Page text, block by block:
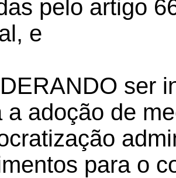
pelo artigo
e
ser
a adoção de
para o